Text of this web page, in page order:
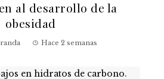
al desarrollo de la
obesidad
Hace 2 semanas